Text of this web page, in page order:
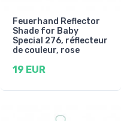
Feuerhand Reflector
Shade for Baby
Special 276, réflecteur
de couleur, rose
19 EUR